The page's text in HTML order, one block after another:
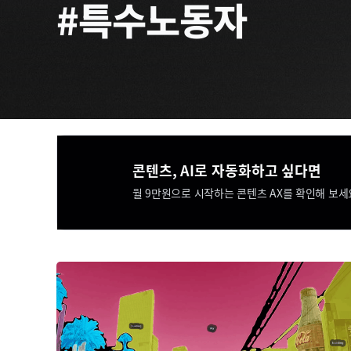
#특수노동자
콘텐츠, AI로 자동화하고 싶다면​​
월 9만원으로 시작하는 콘텐츠 AX를 확인해 보